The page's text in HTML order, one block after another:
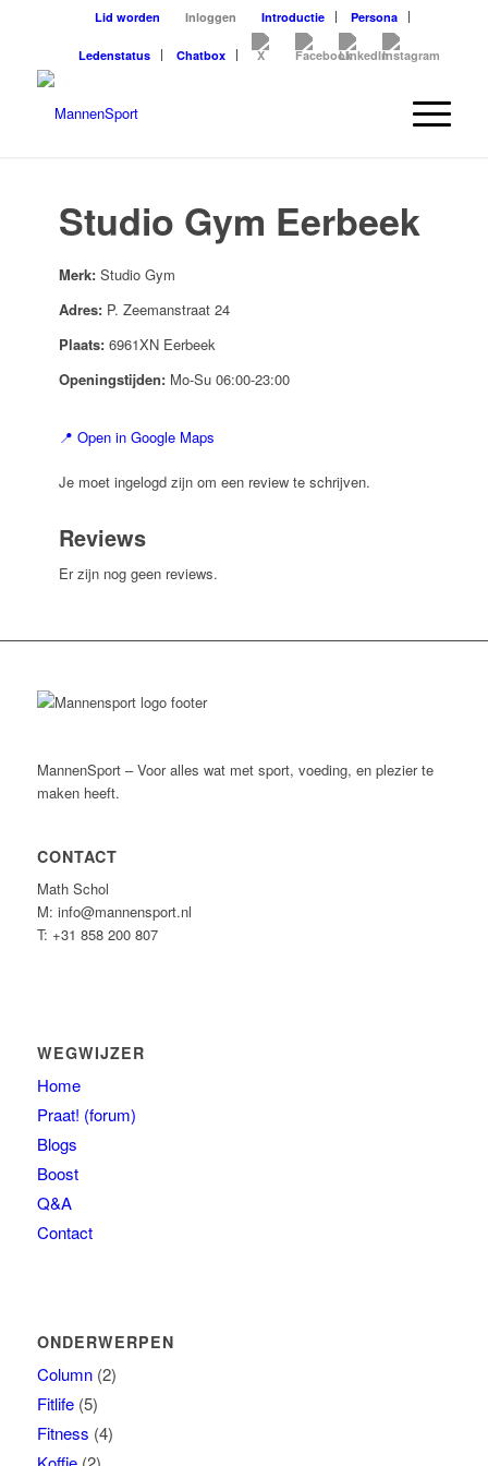
Lid worden Inloggen Introductie Persona
Ledenstatus Chatbox
Studio Gym Eerbeek
Merk:Studio Gym
Adres:P. Zeemanstraat 24
Plaats:6961XN Eerbeek
Openingstijden:Mo-Su 06:00-23:00
📍 Open in Google Maps
Je moet ingelogd zijn om een review te schrijven.
Reviews
Er zijn nog geen reviews.
MannenSport – Voor alles wat met sport, voeding, en plezier te
maken heeft.
CONTACT
Math Schol
M: info@mannensport.nl
T: +31 858 200 807
WEGWIJZER
Home
Praat! (forum)
Blogs
Boost
Q&A
Contact
ONDERWERPEN
Column(2)
Fitlife(5)
Fitness (4)